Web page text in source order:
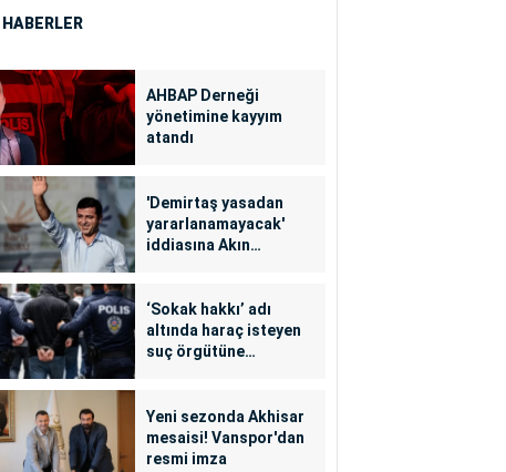
AHBAP Derneği
yönetimine kayyım
atandı
'Demirtaş yasadan
yararlanamayacak'
iddiasına Akın
‘Sokak hakkı’ adı
altında haraç isteyen
suç örgütüne
Yeni sezonda Akhisar
mesaisi! Vanspor'dan
resmi imza